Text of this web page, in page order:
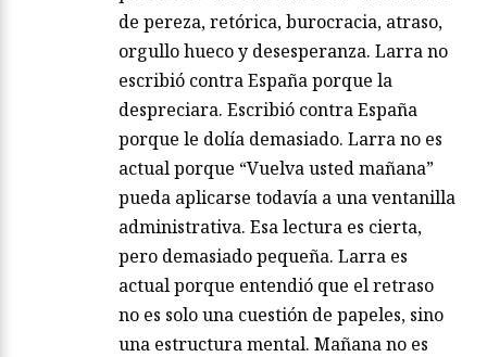
de pereza, retórica, burocracia, atraso,
orgullo hueco y desesperanza. Larra no
escribió contra España porque la
despreciara. Escribió contra España
porque le dolía demasiado. Larra no es
actual porque “Vuelva usted mañana”
pueda aplicarse todavía a una ventanilla
administrativa. Esa lectura es cierta,
pero demasiado pequeña. Larra es
actual porque entendió que el retraso
no es solo una cuestión de papeles, sino
una estructura mental. Mañana no es